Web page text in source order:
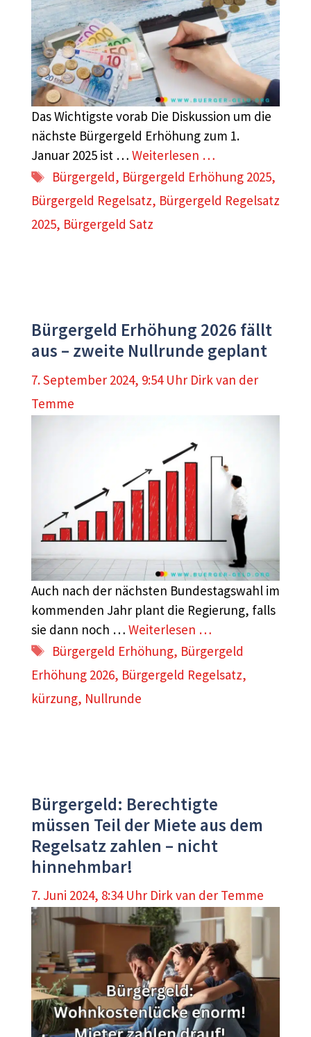
Das Wichtigste vorab Die Diskussion um die
nächste Bürgergeld Erhöhung zum 1.
Januar 2025 ist … Weiterlesen …
Schlagwörter
Bürgergeld, Bürgergeld Erhöhung 2025,
Bürgergeld Regelsatz, Bürgergeld Regelsatz
2025, Bürgergeld Satz
Bürgergeld Erhöhung 2026 fällt
aus – zweite Nullrunde geplant
7. September 2024, 9:54 Uhr Dirk van der
Temme
Auch nach der nächsten Bundestagswahl im
kommenden Jahr plant die Regierung, falls
sie dann noch … Weiterlesen …
Schlagwörter
Bürgergeld Erhöhung, Bürgergeld
Erhöhung 2026, Bürgergeld Regelsatz,
kürzung, Nullrunde
Bürgergeld: Berechtigte
müssen Teil der Miete aus dem
Regelsatz zahlen – nicht
hinnehmbar!
7. Juni 2024, 8:34 Uhr Dirk van der Temme